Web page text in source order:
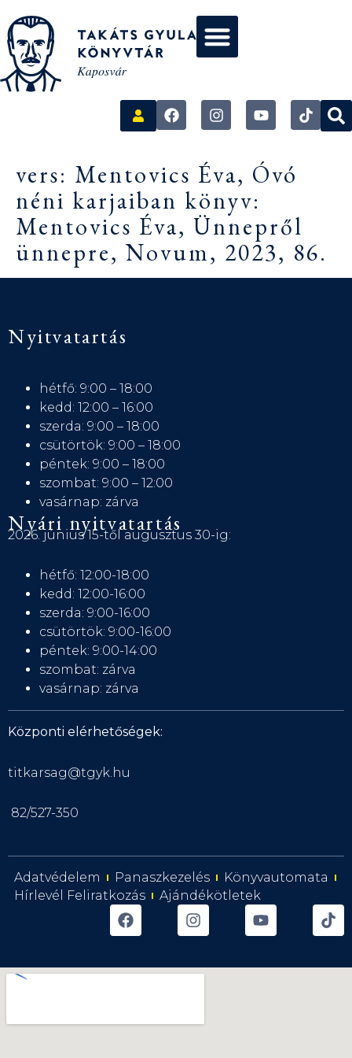
vers: Mentovics Éva, Óvó
néni karjaiban könyv:
Mentovics Éva, Ünnepről
ünnepre, Novum, 2023, 86.
Nyitvatartás
hétfő: 9:00 – 18:00
kedd: 12:00 – 16:00
szerda: 9:00 – 18:00
csütörtök: 9:00 – 18:00
péntek: 9:00 – 18:00
szombat: 9:00 – 12:00
vasárnap: zárva
Nyári nyitvatartás
2026. június 15-től augusztus 30-ig:
hétfő: 12:00-18:00
kedd: 12:00-16:00
szerda: 9:00-16:00
csütörtök: 9:00-16:00
péntek: 9:00-14:00
szombat: zárva
vasárnap: zárva
Központi elérhetőségek:
titkarsag@tgyk.hu
82/527-350
Adatvédelem Panaszkezelés
Könyvautomata
Hírlevél Feliratkozás
Ajándékötletek